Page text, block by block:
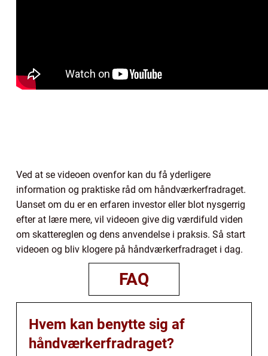
Ved at se videoen ovenfor kan du få yderligere
information og praktiske råd om håndværkerfradraget.
Uanset om du er en erfaren investor eller blot nysgerrig
efter at lære mere, vil videoen give dig værdifuld viden
om skattereglen og dens anvendelse i praksis. Så start
videoen og bliv klogere på håndværkerfradraget i dag.
FAQ
Hvem kan benytte sig af
håndværkerfradraget?